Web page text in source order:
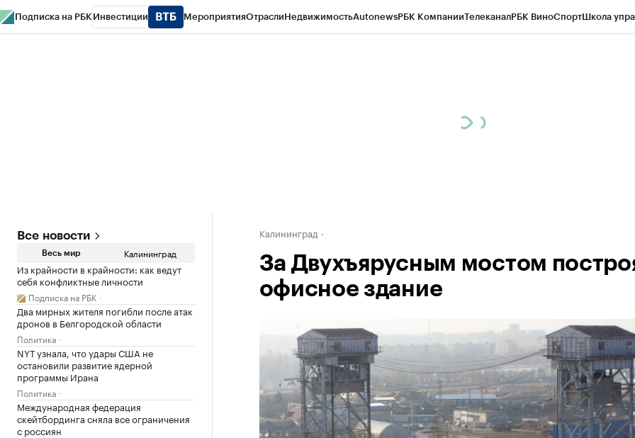
Подписка на РБК Инвестиции МероприятияОтраслиНедвижимостьAutonewsРБК КомпанииТелеканалРБК ВиноСпортШкола
Все новости
Весь мир Калининград
Из крайности в крайности: как ведут
себя конфликтные личности
Подписка на РБК
Два мирных жителя погибли после атак
дронов в Белгородской области
Политика
NYT узнала, что удары США не
остановили развитие ядерной
программы Ирана
Политика
Международная федерация
скейтбординга сняла все ограничения
с россиян
Калининград
За Двухъярусным мостом
офисное здание